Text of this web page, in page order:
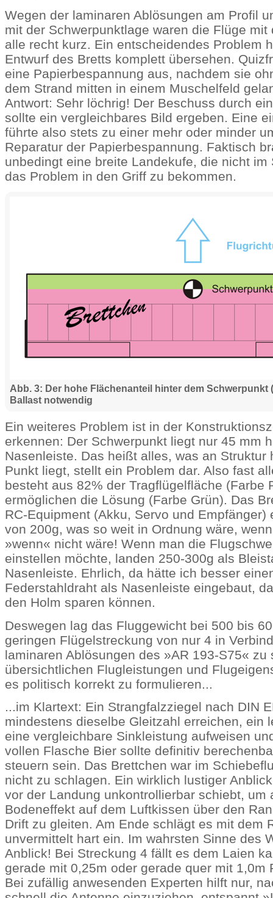
Wegen der laminaren Ablösungen am Profil
mit der Schwerpunktlage waren die Flüge mit
alle recht kurz. Ein entscheidendes Problem
Entwurf des Bretts komplett übersehen.
eine Papierbespannung aus, nachdem sie
dem Strand mitten in einem Muschelfeld
Antwort: Sehr löchrig! Der Beschuss durch
sollte ein vergleichbares Bild ergeben. Eine
führte also stets zu einer mehr oder minder
Reparatur der Papierbespannung. Faktisch
unbedingt eine breite Landekufe, die nicht im
das Problem in den Griff zu bekommen.
Abb. 3: Der hohe Flächenanteil hinter dem Schwerpunkt
Ballast notwendig
Ein weiteres Problem ist in der
erkennen: Der Schwerpunkt liegt nur 45 mm
Nasenleiste. Das heißt alles, was an Struktur
Punkt liegt, stellt ein Problem dar. Also fast
besteht aus 82% der Tragflügelfläche (Farbe
ermöglichen die Lösung (Farbe Grün). Das
RC-Equipment (Akku, Servo und Empfänger)
von 200g, was so weit in Ordnung wäre,
»wenn« nicht wäre! Wenn man die
einstellen möchte, landen 250-300g als
Nasenleiste. Ehrlich, da hätte ich besser
Federstahldraht als Nasenleiste eingebaut,
den Holm sparen können.
Deswegen lag das Fluggewicht bei 500 bis
geringen Flügelstreckung von nur 4 in
laminaren Ablösungen des »AR 193-S75« zu
übersichtlichen Flugleistungen und
es politisch korrekt zu formulieren...
...im Klartext: Ein Strangfalzziegel nach DIN
mindestens dieselbe Gleitzahl erreichen, ein
eine vergleichbare Sinkleistung aufweisen
vollen Flasche Bier sollte definitiv
steuern sein. Das Brettchen war im
nicht zu schlagen. Ein wirklich lustiger
vor der Landung unkontrollierbar schiebt, um
Bodeneffekt auf dem Luftkissen über den
Drift zu gleiten. Am Ende schlägt es mit dem
unvermittelt hart ein. Im wahrsten Sinne des
Anblick! Bei Streckung 4 fällt es dem Laien
gerade mit 0,25m oder gerade quer mit 1,0m
Bei zufällig anwesenden Experten hilft nur,